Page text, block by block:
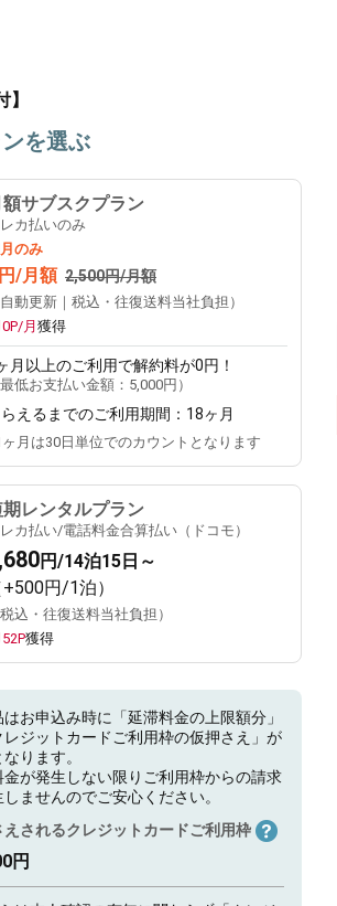
を選ぶ
額サブスクプラン
カ払いのみ
のみ
円/月額 2,500円/月額
自動更新｜税込・往復送料当社負担）
0P/月 獲得
月 以上のご利用で解約料が0円！
最低お支払い金額： 5,000円 ）
えるまでのご利用期間： 18ヶ月
月は30日単位でのカウントとなります
レンタルプラン
カ払い/電話料金合算払い（ドコモ）
円/14泊15日～
+500円/1泊）
税込・往復送料当社負担）
52P獲得
お申込み時に「延滞料金の上限額分」
レジットカードご利用枠の仮押さえ」が
ります。
金が発生しない限りご利用枠からの請求
しませんのでご安心ください。
えされるクレジットカードご利用枠
円